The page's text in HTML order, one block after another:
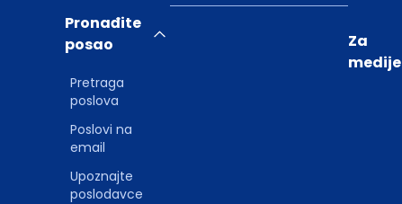
Pronađite
posao
Pretraga
poslova
Poslovi na
email
Upoznajte
poslodavce
Za
medije